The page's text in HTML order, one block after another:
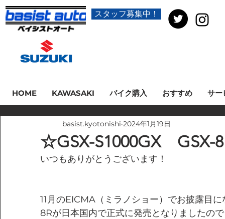
スタッフ募集中！
HOME KAWASAKI バイク購入 おすすめ サー
☆GSX-S1000GX
basist.kyotonishi 2024年1月19日
いつもありがとうございます！
11月のEICMA（ミラノショー）でお披露目
8Rが日本国内で正式に発売となりましたの